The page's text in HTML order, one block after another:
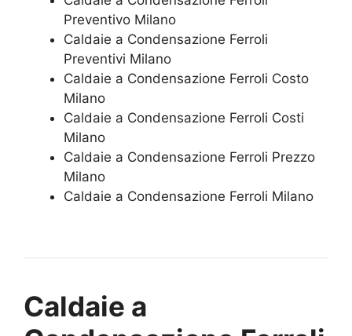
Preventivo Milano
Caldaie a Condensazione Ferroli
Preventivi Milano
Caldaie a Condensazione Ferroli Costo
Milano
Caldaie a Condensazione Ferroli Costi
Milano
Caldaie a Condensazione Ferroli Prezzo
Milano
Caldaie a Condensazione Ferroli Milano
Caldaie a